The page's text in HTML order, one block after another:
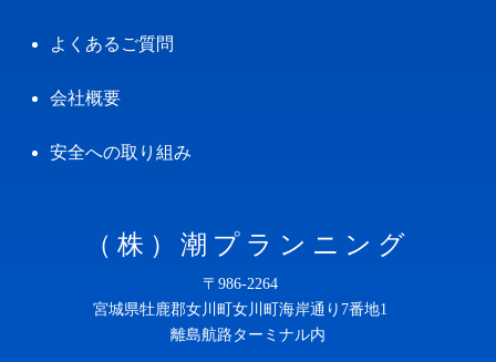
よくあるご質問
会社概要
安全への取り組み
（株）潮プランニング
〒986-2264
宮城県牡鹿郡女川町女川町海岸通り7番地1
離島航路ターミナル内